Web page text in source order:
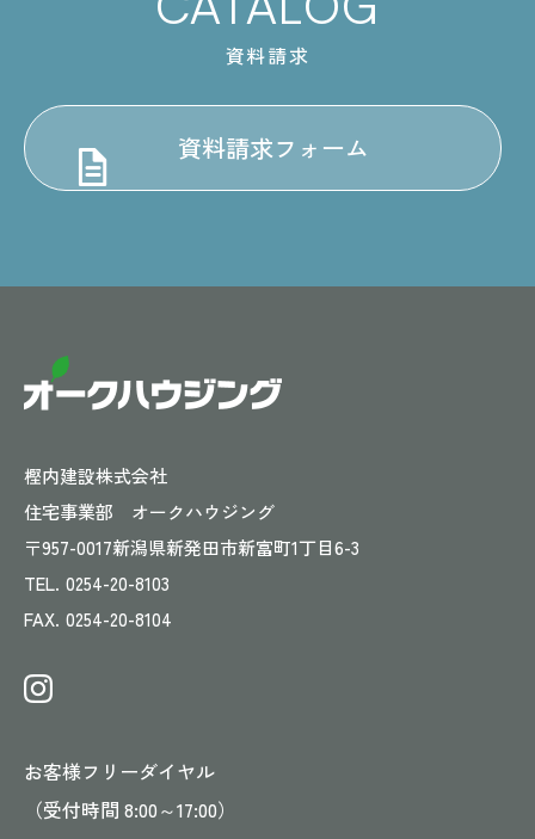
資料請求
資料請求フォーム
樫内建設株式会社
住宅事業部 オークハウジング
〒957-0017新潟県新発田市新富町1丁目6-3
TEL. 0254-20-8103
FAX. 0254-20-8104
お客様フリーダイヤル
（受付時間 8:00～17:00）